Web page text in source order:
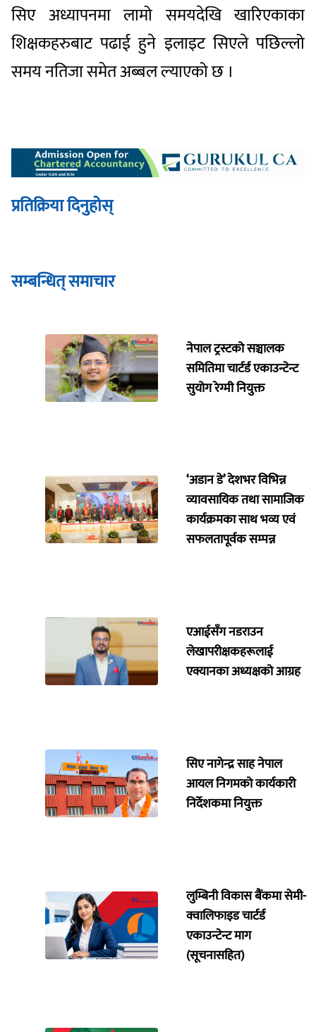
सिए अध्यापनमा लामो समयदेखि खारिएकाका
शिक्षकहरुबाट पढाई हुने इलाइट सिएले पछिल्लो
समय नतिजा समेत अब्बल ल्याएको छ ।
प्रतिक्रिया दिनुहोस्
सम्बन्धित् समाचार
नेपाल ट्रस्टको सञ्चालक
समितिमा चार्टर्ड एकाउन्टेन्ट
सुयोग रेग्मी नियुक्त
‘अडान डे’ देशभर विभिन्न
व्यावसायिक तथा सामाजिक
कार्यक्रमका साथ भव्य एवं
सफलतापूर्वक सम्पन्न
एआईसँग नडराउन
लेखापरीक्षकहरूलाई
एक्यानका अध्यक्षको आग्रह
सिए नागेन्द्र साह नेपाल
आयल निगमको कार्यकारी
निर्देशकमा नियुक्त
लुम्बिनी विकास बैंकमा सेमी-
क्वालिफाइड चार्टर्ड
एकाउन्टेन्ट माग
(सूचनासहित)